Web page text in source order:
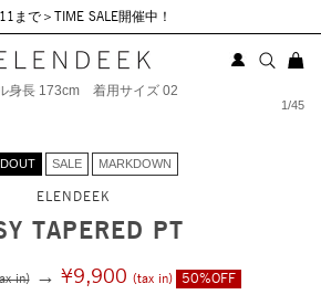
まで＞TIME SALE開催中！
1/45
身長 173cm 着用サイズ 02
SALE MARKDOWN
ELENDEEK
TAPERED PT
in)→ ¥9,900 (tax in) 50%OFF